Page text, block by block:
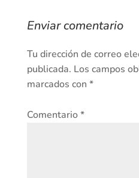
Enviar comentario
Tu dirección de correo
publicada. Los campos
marcados con *
Comentario*